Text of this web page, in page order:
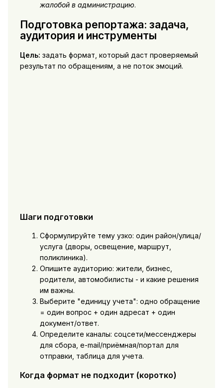
жалобой в администрацию.
Подготовка репортажа: задача,
аудитория и инструменты
Цель: задать формат, который даст проверяемый
результат по обращениям, а не поток эмоций.
Шаги подготовки
Сформулируйте тему узко: один район/улица/
услуга (дворы, освещение, маршрут,
поликлиника).
Опишите аудиторию: жители, бизнес,
родители, автомобилисты - и какие решения
им важны.
Выберите "единицу учета": одно обращение
= один вопрос + один адресат + один
документ/ответ.
Определите каналы: соцсети/мессенджеры
для сбора, e-mail/приёмная/портал для
отправки, таблица для учета.
Когда формат не подходит (коротко)